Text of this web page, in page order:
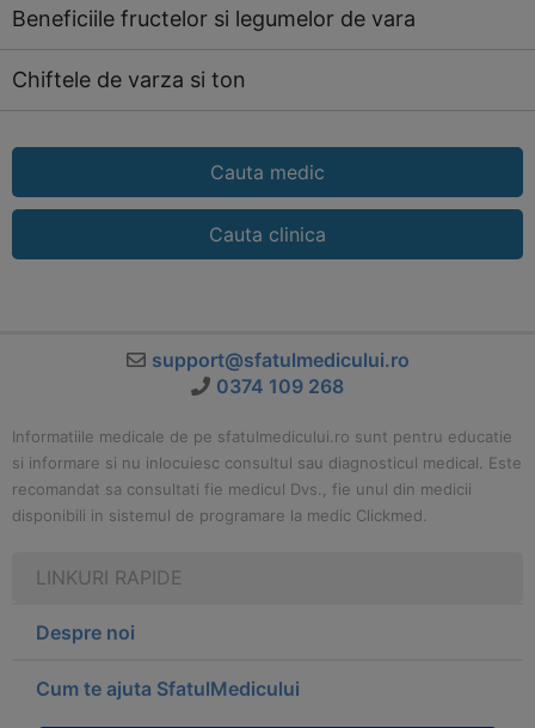
Beneficiile fructelor si legumelor de vara
Chiftele de varza si ton
Cauta medic
Cauta clinica
support@sfatulmedicului.ro
0374 109 268
Informatiile medicale de pe sfatulmedicului.ro sunt pentru educatie
si informare si nu inlocuiesc consultul sau diagnosticul medical. Este
recomandat sa consultati fie medicul Dvs., fie unul din medicii
disponibili in sistemul de programare la medic Clickmed.
LINKURI RAPIDE
Despre noi
Cum te ajuta SfatulMedicului